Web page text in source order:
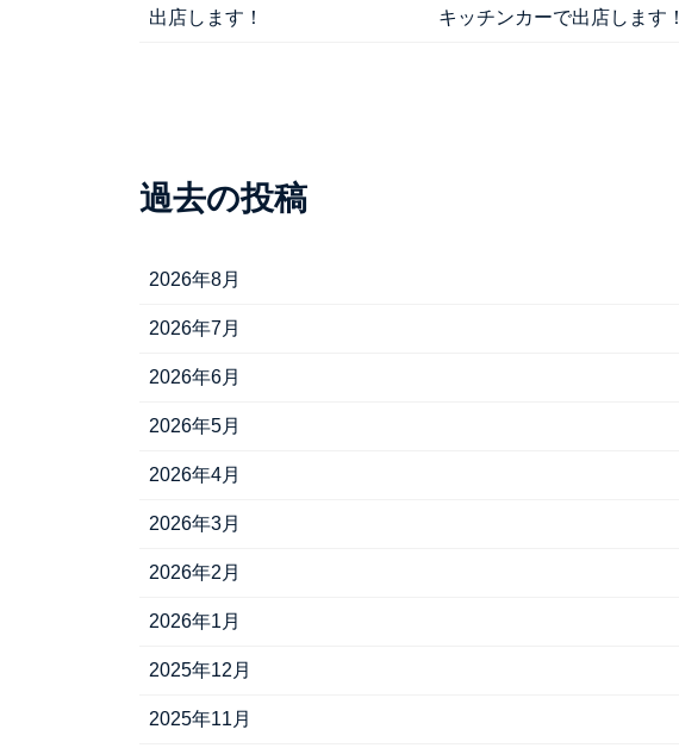
出店します！
キッチンカーで出店します！
過去の投稿
2026年8月
2026年7月
2026年6月
2026年5月
2026年4月
2026年3月
2026年2月
2026年1月
2025年12月
2025年11月